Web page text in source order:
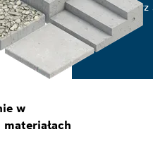
w
Wybierz